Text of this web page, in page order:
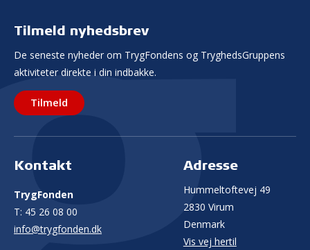
Tilmeld nyhedsbrev
De seneste nyheder om TrygFondens og TryghedsGruppens
aktiviteter direkte i din indbakke.
Tilmeld
Kontakt
TrygFonden
T: 45 26 08 00
info@trygfonden.dk
Adresse
Hummeltoftevej 49
2830 Virum
Denmark
Vis vej hertil